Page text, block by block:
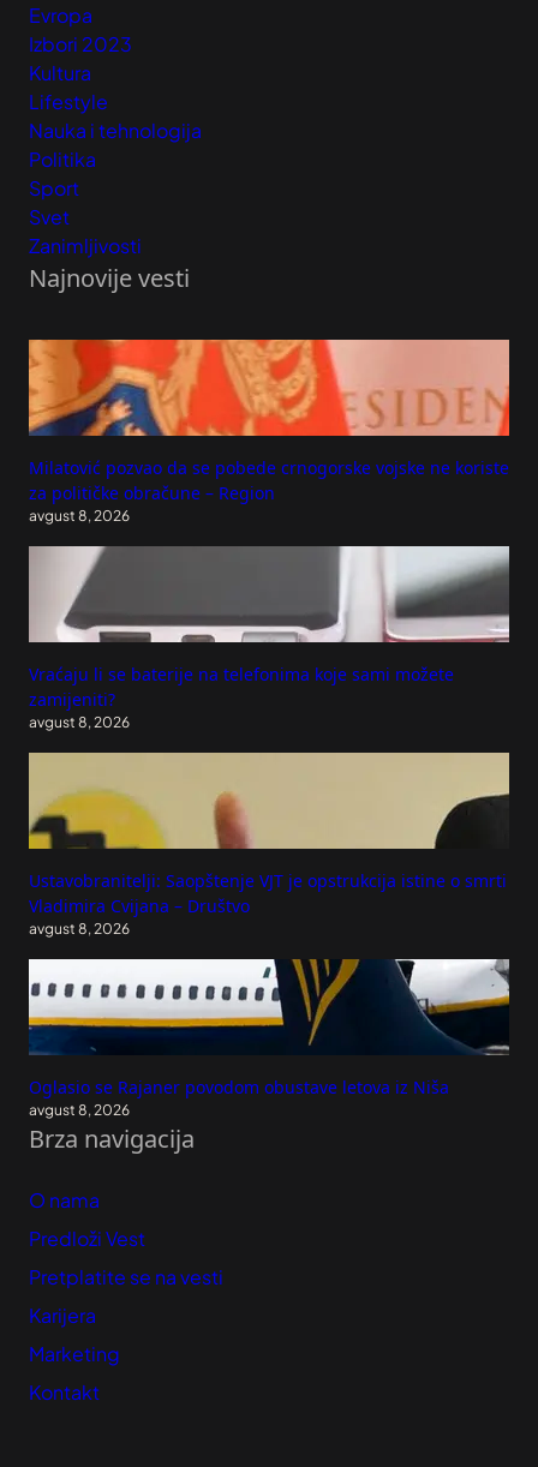
Evropa
Izbori 2023
Kultura
Lifestyle
Nauka i tehnologija
Politika
Sport
Svet
Zanimljivosti
Najnovije vesti
Milatović pozvao da se pobede crnogorske vojske ne koriste
za političke obračune – Region
avgust 8, 2026
Vraćaju li se baterije na telefonima koje sami možete
zamijeniti?
avgust 8, 2026
Ustavobranitelji: Saopštenje VJT je opstrukcija istine o smrti
Vladimira Cvijana – Društvo
avgust 8, 2026
Oglasio se Rajaner povodom obustave letova iz Niša
avgust 8, 2026
Brza navigacija
O nama
Predloži Vest
Pretplatite se na vesti
Karijera
Marketing
Kontakt